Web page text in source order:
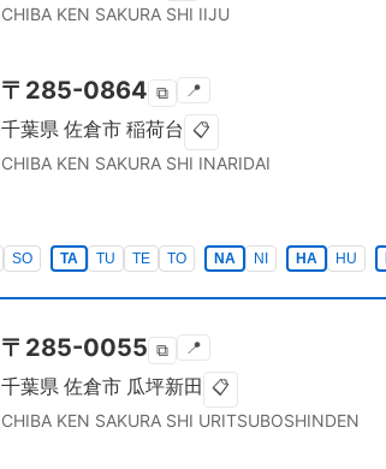
CHIBA KEN SAKURA SHI IIJU
〒 285-0864 ⧉ 📍
千葉県 佐倉市 稲荷台 📋
CHIBA KEN SAKURA SHI INARIDAI
SO TA TU TE TO NA NI HA HU
〒 285-0055 ⧉ 📍
千葉県 佐倉市 瓜坪新田 📋
CHIBA KEN SAKURA SHI URITSUBOSHINDEN